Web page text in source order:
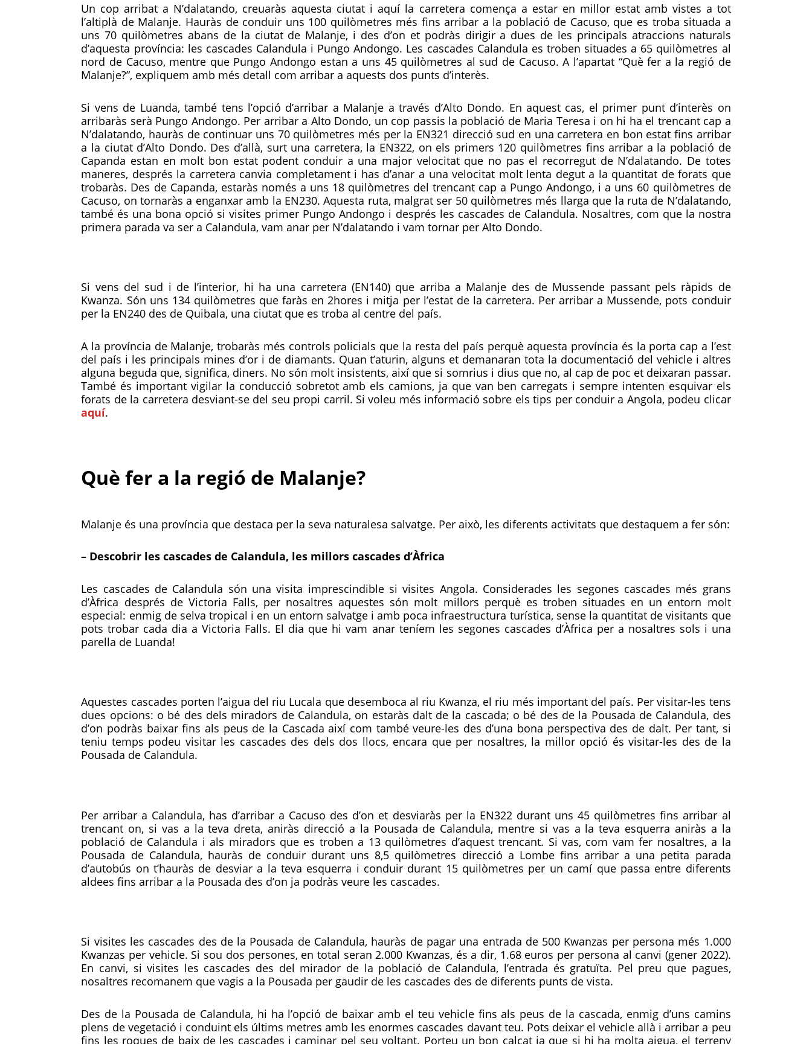
Un cop arribat a N’dalatando, creuaràs aquesta ciutat i aquí la carretera comença a estar en millor estat amb vistes a tot
l’altiplà de Malanje. Hauràs de conduir uns 100 quilòmetres més fins arribar a la població de Cacuso, que es troba situada a
uns 70 quilòmetres abans de la ciutat de Malanje, i des d’on et podràs dirigir a dues de les principals atraccions naturals
d’aquesta província: les cascades Calandula i Pungo Andongo. Les cascades Calandula es troben situades a 65 quilòmetres al
nord de Cacuso, mentre que Pungo Andongo estan a uns 45 quilòmetres al sud de Cacuso. A l’apartat “Què fer a la regió de
Malanje?”, expliquem amb més detall com arribar a aquests dos punts d’interès.
Si vens de Luanda, també tens l’opció d’arribar a Malanje a través d’Alto Dondo. En aquest cas, el primer punt d’interès on
arribaràs serà Pungo Andongo. Per arribar a Alto Dondo, un cop passis la població de Maria Teresa i on hi ha el trencant cap a
N’dalatando, hauràs de continuar uns 70 quilòmetres més per la EN321 direcció sud en una carretera en bon estat fins arribar
a la ciutat d’Alto Dondo. Des d’allà, surt una carretera, la EN322, on els primers 120 quilòmetres fins arribar a la població de
Capanda estan en molt bon estat podent conduir a una major velocitat que no pas el recorregut de N’dalatando. De totes
maneres, després la carretera canvia completament i has d’anar a una velocitat molt lenta degut a la quantitat de forats que
trobaràs. Des de Capanda, estaràs només a uns 18 quilòmetres del trencant cap a Pungo Andongo, i a uns 60 quilòmetres de
Cacuso, on tornaràs a enganxar amb la EN230. Aquesta ruta, malgrat ser 50 quilòmetres més llarga que la ruta de N’dalatando,
també és una bona opció si visites primer Pungo Andongo i després les cascades de Calandula. Nosaltres, com que la nostra
primera parada va ser a Calandula, vam anar per N’dalatando i vam tornar per Alto Dondo.
Si vens del sud i de l’interior, hi ha una carretera (EN140) que arriba a Malanje des de Mussende passant pels ràpids de
Kwanza. Són uns 134 quilòmetres que faràs en 2hores i mitja per l’estat de la carretera. Per arribar a Mussende, pots conduir
per la EN240 des de Quibala, una ciutat que es troba al centre del país.
A la província de Malanje, trobaràs més controls policials que la resta del país perquè aquesta província és la porta cap a l’est
del país i les principals mines d’or i de diamants. Quan t’aturin, alguns et demanaran tota la documentació del vehicle i altres
alguna beguda que, significa, diners. No són molt insistents, així que si somrius i dius que no, al cap de poc et deixaran passar.
També és important vigilar la conducció sobretot amb els camions, ja que van ben carregats i sempre intenten esquivar els
forats de la carretera desviant-se del seu propi carril. Si voleu més informació sobre els tips per conduir a Angola, podeu clicar
aquí.
Què fer a la regió de Malanje?
Malanje és una província que destaca per la seva naturalesa salvatge. Per això, les diferents activitats que destaquem a fer són:
– Descobrir les cascades de Calandula, les millors cascades d’Àfrica
Les cascades de Calandula són una visita imprescindible si visites Angola. Considerades les segones cascades més grans
d’Àfrica després de Victoria Falls, per nosaltres aquestes són molt millors perquè es troben situades en un entorn molt
especial: enmig de selva tropical i en un entorn salvatge i amb poca infraestructura turística, sense la quantitat de visitants que
pots trobar cada dia a Victoria Falls. El dia que hi vam anar teníem les segones cascades d’Àfrica per a nosaltres sols i una
parella de Luanda!
Aquestes cascades porten l’aigua del riu Lucala que desemboca al riu Kwanza, el riu més important del país. Per visitar-les tens
dues opcions: o bé des dels miradors de Calandula, on estaràs dalt de la cascada; o bé des de la Pousada de Calandula, des
d’on podràs baixar fins als peus de la Cascada així com també veure-les des d’una bona perspectiva des de dalt. Per tant, si
teniu temps podeu visitar les cascades des dels dos llocs, encara que per nosaltres, la millor opció és visitar-les des de la
Pousada de Calandula.
Per arribar a Calandula, has d’arribar a Cacuso des d’on et desviaràs per la EN322 durant uns 45 quilòmetres fins arribar al
trencant on, si vas a la teva dreta, aniràs direcció a la Pousada de Calandula, mentre si vas a la teva esquerra aniràs a la
població de Calandula i als miradors que es troben a 13 quilòmetres d’aquest trencant. Si vas, com vam fer nosaltres, a la
Pousada de Calandula, hauràs de conduir durant uns 8,5 quilòmetres direcció a Lombe fins arribar a una petita parada
d’autobús on t’hauràs de desviar a la teva esquerra i conduir durant 15 quilòmetres per un camí que passa entre diferents
aldees fins arribar a la Pousada des d’on ja podràs veure les cascades.
Si visites les cascades des de la Pousada de Calandula, hauràs de pagar una entrada de 500 Kwanzas per persona més 1.000
Kwanzas per vehicle. Si sou dos persones, en total seran 2.000 Kwanzas, és a dir, 1.68 euros per persona al canvi (gener 2022).
En canvi, si visites les cascades des del mirador de la població de Calandula, l’entrada és gratuïta. Pel preu que pagues,
nosaltres recomanem que vagis a la Pousada per gaudir de les cascades des de diferents punts de vista.
Des de la Pousada de Calandula, hi ha l’opció de baixar amb el teu vehicle fins als peus de la cascada, enmig d’uns camins
plens de vegetació i conduint els últims metres amb les enormes cascades davant teu. Pots deixar el vehicle allà i arribar a peu
fins les roques de baix de les cascades i caminar pel seu voltant. Porteu un bon calçat ja que si hi ha molta aigua, el terreny